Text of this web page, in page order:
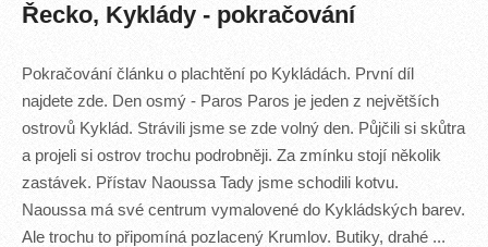
Řecko, Kyklády - pokračování
Pokračování článku o plachtění po Kykládách. První díl
najdete zde. Den osmý - Paros Paros je jeden z největších
ostrovů Kyklád. Strávili jsme se zde volný den. Půjčili si skůtra
a projeli si ostrov trochu podrobněji. Za zmínku stojí několik
zastávek. Přístav Naoussa Tady jsme schodili kotvu.
Naoussa má své centrum vymalovené do Kykládských barev.
Ale trochu to připomíná pozlacený Krumlov. Butiky, drahé ...